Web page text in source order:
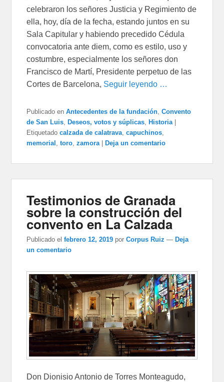
celebraron los señores Justicia y Regimiento de
ella, hoy, día de la fecha, estando juntos en su
Sala Capitular y habiendo precedido Cédula
convocatoria ante diem, como es estilo, uso y
costumbre, especialmente los señores don
Francisco de Martí, Presidente perpetuo de las
Cortes de Barcelona, Seguir leyendo …
Publicado en Antecedentes de la fundación,Convento
de San Luis, Deseos, votos y súplicas, Historia
Etiquetado calzada de calatrava,capuchinos,
memorial ,toro,zamora Deja un comentario
Testimonios de Granada
sobre la construcción del
convento en La Calzada
Publicado el febrero 12, 2019 porCorpus Ruiz — Deja
un comentario
Don Dionisio Antonio de Torres Monteagudo,